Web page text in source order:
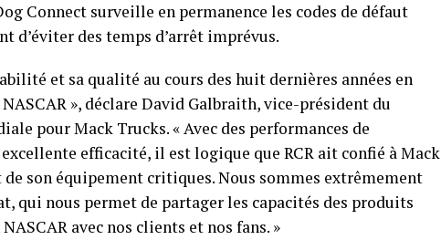
Connect surveille en permanence les codes de défaut
d’éviter des temps d’arrêt imprévus.
et sa qualité au cours des huit dernières années en
», déclare David Galbraith, vice-président du
pour Mack Trucks. « Avec des performances de
efficacité, il est logique que RCR ait confié à Mack
son équipement critiques. Nous sommes extrêmement
qui nous permet de partager les capacités des produits
avec nos clients et nos fans. »